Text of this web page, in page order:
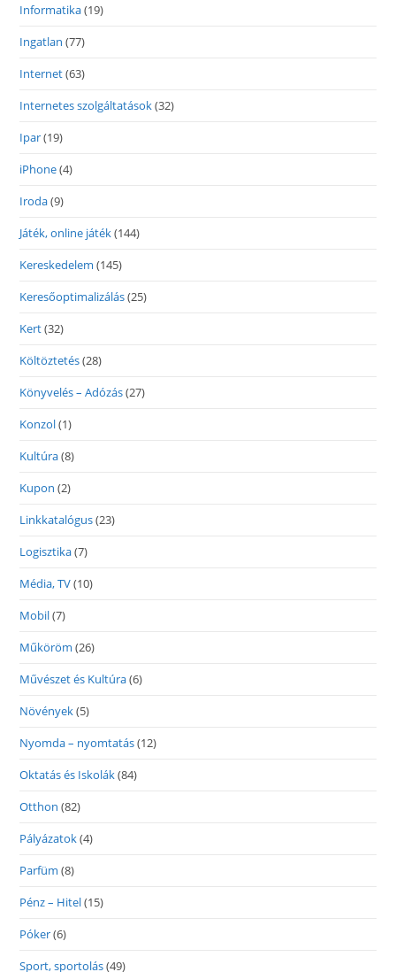
Informatika(19)
Ingatlan (77)
Internet(63)
Internetes szolgáltatások(32)
Ipar(19)
iPhone(4)
Iroda(9)
Játék, online játék(144)
Kereskedelem (145)
Keresőoptimalizálás(25)
Kert(32)
Költöztetés(28)
Könyvelés – Adózás(27)
Konzol(1)
Kultúra(8)
Kupon (2)
Linkkatalógus(23)
Logisztika(7)
Média, TV(10)
Mobil(7)
Műköröm (26)
Művészet és Kultúra(6)
Növények(5)
Nyomda – nyomtatás(12)
Oktatás és Iskolák(84)
Otthon (82)
Pályázatok(4)
Parfüm (8)
Pénz – Hitel(15)
Póker(6)
Sport, sportolás(49)